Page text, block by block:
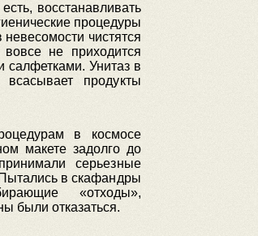
восстанавливать
процедуры
чистятся
не приходится
салфетками. Унитаз в
продукты
в космосе
макете задолго до
серьезные
в скафандры
«отходы»,
были отказаться.